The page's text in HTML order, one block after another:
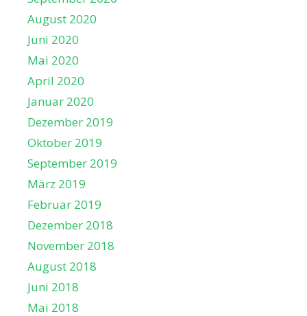
August 2020
Juni 2020
Mai 2020
April 2020
Januar 2020
Dezember 2019
Oktober 2019
September 2019
März 2019
Februar 2019
Dezember 2018
November 2018
August 2018
Juni 2018
Mai 2018